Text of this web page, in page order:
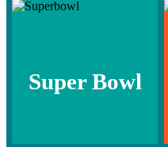
Super Bowl